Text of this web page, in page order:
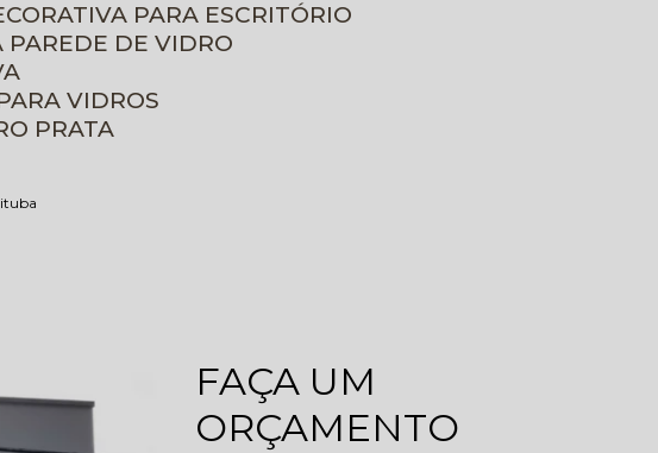
PARA ESCRITÓRIO
PAREDE DE VIDRO
VIDROS
PRATA
FAÇA UM
ORÇAMENTO